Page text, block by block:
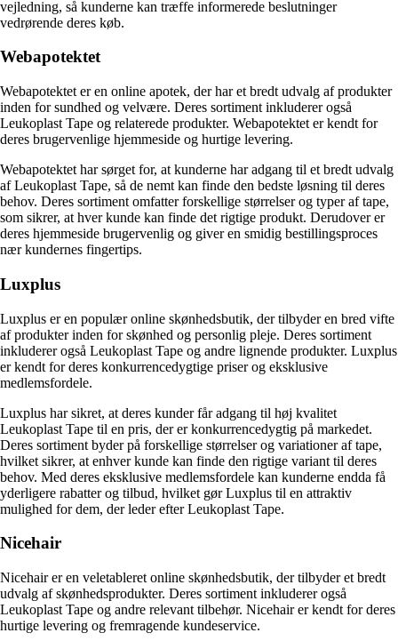
vejledning, så kunderne kan træffe informerede beslutninger
vedrørende deres køb.
Webapotektet
Webapotektet er en online apotek, der har et bredt udvalg af produkter
inden for sundhed og velvære. Deres sortiment inkluderer også
Leukoplast Tape og relaterede produkter. Webapotektet er kendt for
deres brugervenlige hjemmeside og hurtige levering.
Webapotektet har sørget for, at kunderne har adgang til et bredt udvalg
af Leukoplast Tape, så de nemt kan finde den bedste løsning til deres
behov. Deres sortiment omfatter forskellige størrelser og typer af tape,
som sikrer, at hver kunde kan finde det rigtige produkt. Derudover er
deres hjemmeside brugervenlig og giver en smidig bestillingsproces
nær kundernes fingertips.
Luxplus
Luxplus er en populær online skønhedsbutik, der tilbyder en bred vifte
af produkter inden for skønhed og personlig pleje. Deres sortiment
inkluderer også Leukoplast Tape og andre lignende produkter. Luxplus
er kendt for deres konkurrencedygtige priser og eksklusive
medlemsfordele.
Luxplus har sikret, at deres kunder får adgang til høj kvalitet
Leukoplast Tape til en pris, der er konkurrencedygtig på markedet.
Deres sortiment byder på forskellige størrelser og variationer af tape,
hvilket sikrer, at enhver kunde kan finde den rigtige variant til deres
behov. Med deres eksklusive medlemsfordele kan kunderne endda få
yderligere rabatter og tilbud, hvilket gør Luxplus til en attraktiv
mulighed for dem, der leder efter Leukoplast Tape.
Nicehair
Nicehair er en veletableret online skønhedsbutik, der tilbyder et bredt
udvalg af skønhedsprodukter. Deres sortiment inkluderer også
Leukoplast Tape og andre relevant tilbehør. Nicehair er kendt for deres
hurtige levering og fremragende kundeservice.